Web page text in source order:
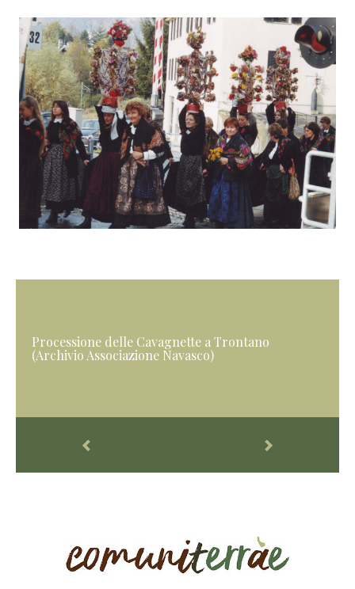
Processione delle Cavagnette a Trontano
(Archivio Associazione Navasco)